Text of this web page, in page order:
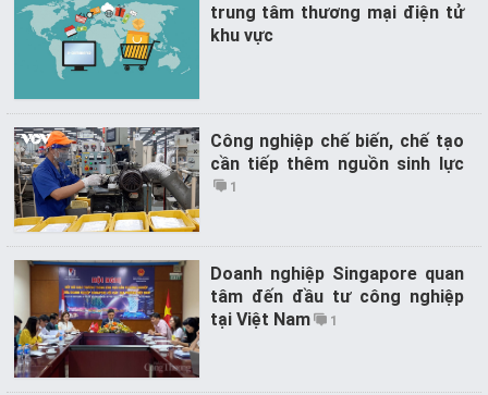
trung tâm thương mại điện tử
khu vực
Công nghiệp chế biến, chế tạo
cần tiếp thêm nguồn sinh lực
1
Doanh nghiệp Singapore quan
tâm đến đầu tư công nghiệp
tại Việt Nam
1